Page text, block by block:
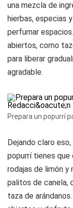
una mezcla de
hierbas, especias
perfumar
abiertos, como
para liberar
agradable.
Prepara un popurrí
Dejando claro
popurrí tienes
rodajas de limón y
palitos de canela,
taza de